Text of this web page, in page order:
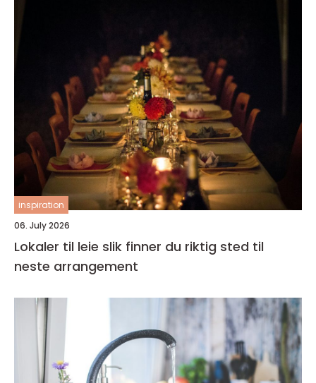
inspiration
06. July 2026
Lokaler til leie slik finner du riktig sted til
neste arrangement